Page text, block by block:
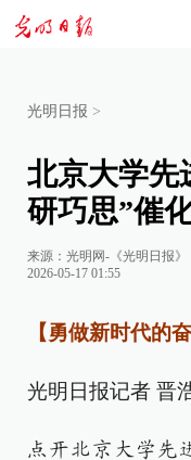
光明日报 >
北京大学先
研巧思”催
来源： 光明网-《光明日报》
2026-05-17 01:55
【勇做新时代的
光明日报记者 晋
点开北京大学先